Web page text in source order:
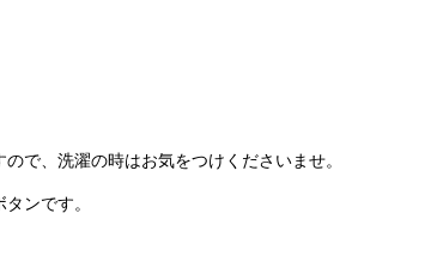
で、洗濯の時はお気をつけくださいませ。
ンです。